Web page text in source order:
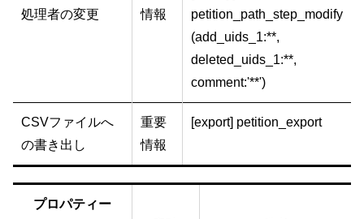
処理者の変更
情報
petition_path_step_modify
(add_uids_1:**,
deleted_uids_1:**,
comment:'**')
CSVファイルへ
の書き出し
重要
情報
[export] petition_export
プロパティー